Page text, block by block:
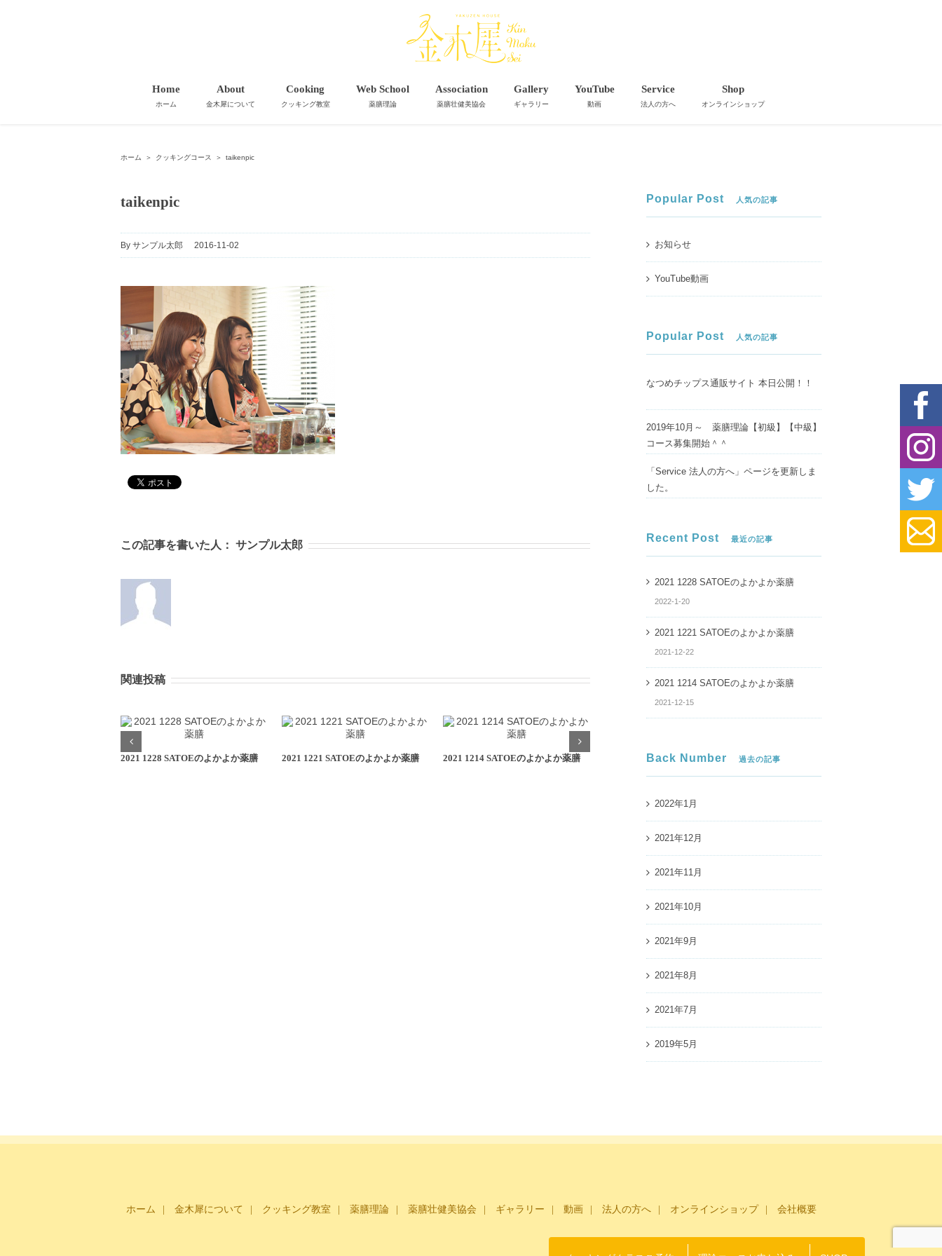
Home
ホーム
About
金木犀について
Cooking
クッキング教室
Web School
薬膳理論
Association
薬膳壮健美協会
Gallery
ギャラリー
YouTube
動画
Service
法人の方へ
Shop
オンラインショップ
ホーム ＞ クッキングコース ＞ taikenpic
taikenpic
By サンプル太郎 2016-11-02
この記事を書いた人： サンプル太郎
関連投稿
2021 1228 SATOEのよかよか薬膳 2021 1221 SATOEのよかよか薬膳 2021 1214 SATOEのよかよか薬膳 2021 1207 SATOEのよかよか薬膳 2021 1130 SATOEのよかよか薬膳
Popular Post 人気の記事
お知らせ
YouTube動画
Popular Post 人気の記事
なつめチップス通販サイト 本日公開！！
2019年10月～ 薬膳理論【初級】【中級】
コース募集開始＾＾
「Service 法人の方へ」ページを更新しま
した。
Recent Post 最近の記事
2021 1228 SATOEのよかよか薬膳
2022-1-20
2021 1221 SATOEのよかよか薬膳
2021-12-22
2021 1214 SATOEのよかよか薬膳
2021-12-15
Back Number 過去の記事
2022年1月
2021年12月
2021年11月
2021年10月
2021年9月
2021年8月
2021年7月
2019年5月
ホーム 金木犀について クッキング教室 薬膳理論 薬膳壮健美協会 ギャラリー 動画 法人の方へ オンラインショップ 会社概要
Twitter